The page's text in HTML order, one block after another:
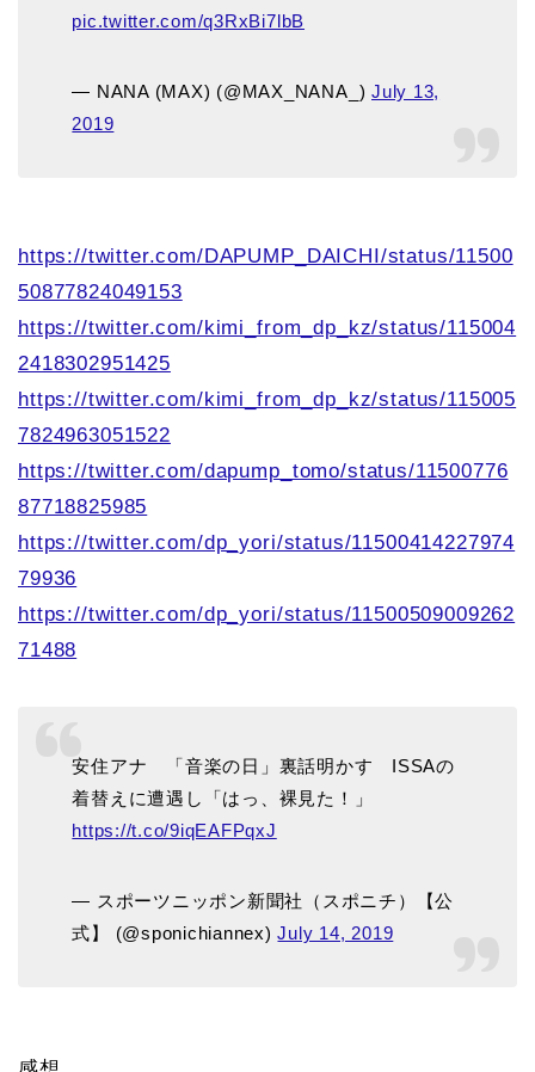
pic.twitter.com/q3RxBi7lbB
— NANA (MAX) (@MAX_NANA_)July 13,
2019
https://twitter.com/DAPUMP_DAICHI/status/11500
50877824049153
https://twitter.com/kimi_from_dp_kz/status/115004
2418302951425
https://twitter.com/kimi_from_dp_kz/status/115005
7824963051522
https://twitter.com/dapump_tomo/status/11500776
87718825985
https://twitter.com/dp_yori/status/11500414227974
79936
https://twitter.com/dp_yori/status/11500509009262
71488
安住アナ 「音楽の日」裏話明かす ISSAの
着替えに遭遇し「はっ、裸見た！」
https://t.co/9iqEAFPqxJ
— スポーツニッポン新聞社（スポニチ）【公
式】 (@sponichiannex)July 14, 2019